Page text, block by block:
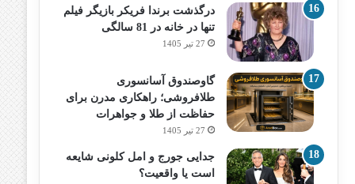
درگذشت برندا فریکر بازیگر فیلم
تنها در خانه در 81 سالگی
27 تیر 1405
گاوصندوق آسانسوری
طلافروشی؛ راهکاری مدرن برای
حفاظت از طلا و جواهرات
27 تیر 1405
جدایی جورج و امل کلونی شایعه
است یا واقعیت؟